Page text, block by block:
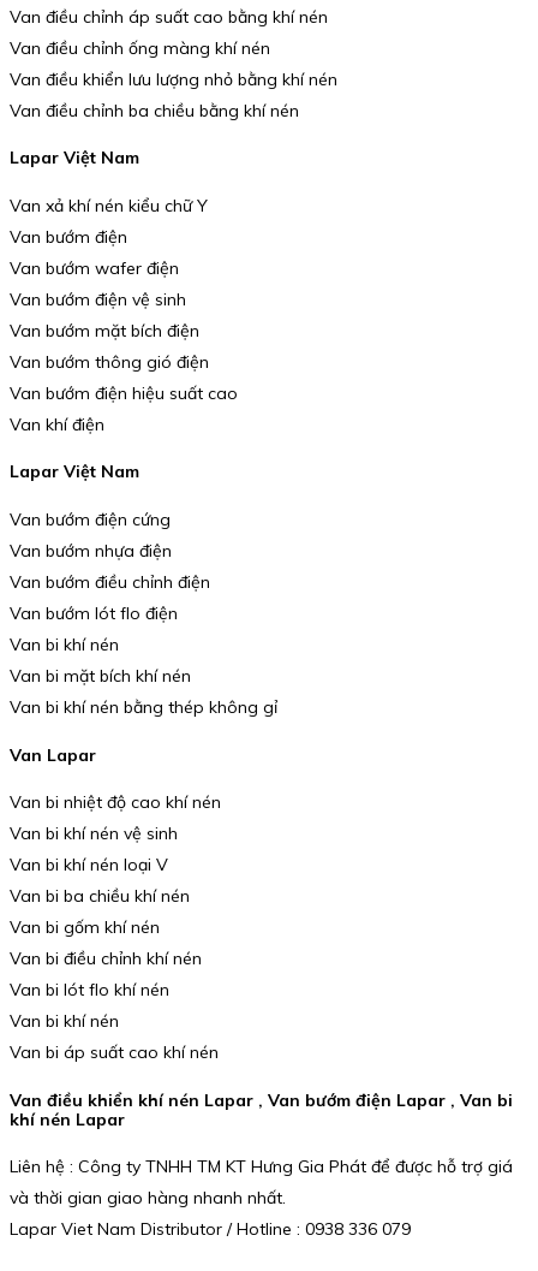
Van điều chỉnh áp suất cao bằng khí nén
Van điều chỉnh ống màng khí nén
Van điều khiển lưu lượng nhỏ bằng khí nén
Van điều chỉnh ba chiều bằng khí nén
Lapar Việt Nam
Van xả khí nén kiểu chữ Y
Van bướm điện
Van bướm wafer điện
Van bướm điện vệ sinh
Van bướm mặt bích điện
Van bướm thông gió điện
Van bướm điện hiệu suất cao
Van khí điện
Lapar Việt Nam
Van bướm điện cứng
Van bướm nhựa điện
Van bướm điều chỉnh điện
Van bướm lót flo điện
Van bi khí nén
Van bi mặt bích khí nén
Van bi khí nén bằng thép không gỉ
Van Lapar
Van bi nhiệt độ cao khí nén
Van bi khí nén vệ sinh
Van bi khí nén loại V
Van bi ba chiều khí nén
Van bi gốm khí nén
Van bi điều chỉnh khí nén
Van bi lót flo khí nén
Van bi khí nén
Van bi áp suất cao khí nén
Van điều khiển khí nén Lapar , Van bướm điện Lapar , Van bi
khí nén Lapar
Liên hệ : Công ty TNHH TM KT Hưng Gia Phát để được hỗ trợ giá
và thời gian giao hàng nhanh nhất.
Lapar Viet Nam Distributor / Hotline : 0938 336 079